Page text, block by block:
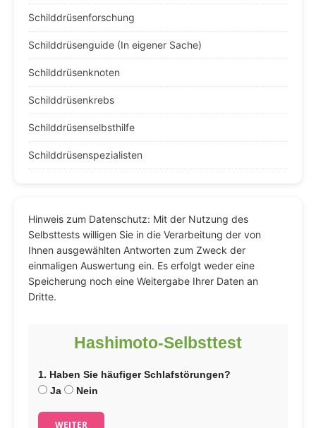
Schilddrüsenforschung
Schilddrüsenguide (In eigener Sache)
Schilddrüsenknoten
Schilddrüsenkrebs
Schilddrüsenselbsthilfe
Schilddrüsenspezialisten
Hinweis zum Datenschutz: Mit der Nutzung des
Selbsttests willigen Sie in die Verarbeitung der von
Ihnen ausgewählten Antworten zum Zweck der
einmaligen Auswertung ein. Es erfolgt weder eine
Speicherung noch eine Weitergabe Ihrer Daten an
Dritte.
Hashimoto-Selbsttest
1. Haben Sie häufiger Schlafstörungen?
Ja
Nein
WEITER